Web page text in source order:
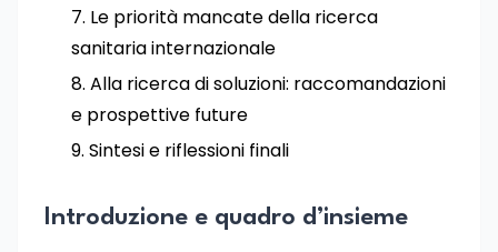
Le priorità mancate della ricerca
sanitaria internazionale
Alla ricerca di soluzioni: raccomandazioni
e prospettive future
Sintesi e riflessioni finali
Introduzione e quadro d’insieme